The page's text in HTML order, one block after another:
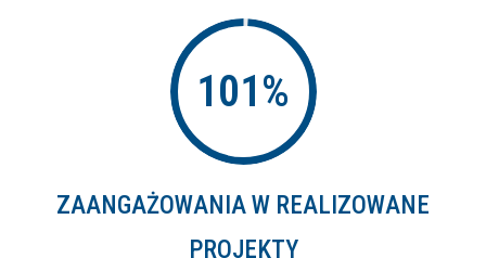
101%
ZAANGAŻOWANIA W REALIZOWANE
PROJEKTY